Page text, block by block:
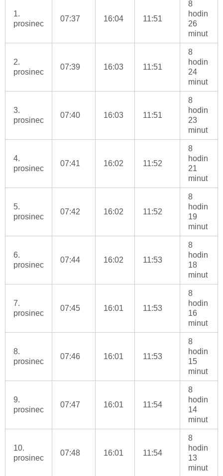
1.
prosinec
07:37 16:04 11:51
8
hodin
26
minut
2.
prosinec
07:39 16:03 11:51
8
hodin
24
minut
3.
prosinec
07:40 16:03 11:51
8
hodin
23
minut
4.
prosinec
07:41 16:02 11:52
8
hodin
21
minut
5.
prosinec
07:42 16:02 11:52
8
hodin
19
minut
6.
prosinec
07:44 16:02 11:53
8
hodin
18
minut
7.
prosinec
07:45 16:01 11:53
8
hodin
16
minut
8.
prosinec
07:46 16:01 11:53
8
hodin
15
minut
9.
prosinec
07:47 16:01 11:54
8
hodin
14
minut
10.
prosinec
07:48 16:01 11:54
8
hodin
13
minut